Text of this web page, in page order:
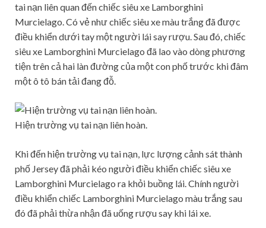
tai nạn liên quan đến chiếc siêu xe Lamborghini
Murcielago. Có vẻ như chiếc siêu xe màu trắng đã được
điều khiển dưới tay một người lái say rượu. Sau đó, chiếc
siêu xe Lamborghini Murcielago đã lao vào dòng phương
tiện trên cả hai làn đường của một con phố trước khi đâm
một ô tô bán tải đang đỗ.
Hiện trường vụ tai nạn liên hoàn.
Khi đến hiện trường vụ tai nạn, lực lượng cảnh sát thành
phố Jersey đã phải kéo người điều khiển chiếc siêu xe
Lamborghini Murcielago ra khỏi buồng lái. Chính người
điều khiển chiếc Lamborghini Murcielago màu trắng sau
đó đã phải thừa nhận đã uống rượu say khi lái xe.